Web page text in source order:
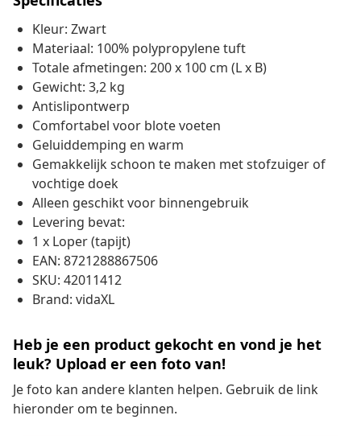
Kleur: Zwart
Materiaal: 100% polypropylene tuft
Totale afmetingen: 200 x 100 cm (L x B)
Gewicht: 3,2 kg
Antislipontwerp
Comfortabel voor blote voeten
Geluiddemping en warm
Gemakkelijk schoon te maken met stofzuiger of
vochtige doek
Alleen geschikt voor binnengebruik
Levering bevat:
1 x Loper (tapijt)
EAN: 8721288867506
SKU: 42011412
Brand: vidaXL
Heb je een product gekocht en vond je het
leuk? Upload er een foto van!
Je foto kan andere klanten helpen. Gebruik de link
hieronder om te beginnen.